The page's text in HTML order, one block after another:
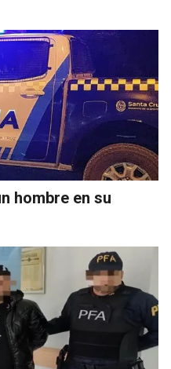
hombre en su